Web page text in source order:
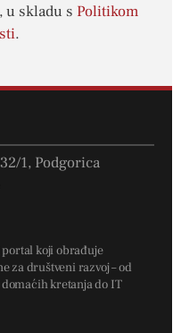
u skladu s Politikom
.
1, Podgorica
koji obrađuje
za društveni razvoj – od
kretanja do IT